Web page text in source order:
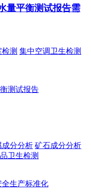
量平衡测试报告需
测 集中空调卫生检测
测试报告
成分分析 矿石成分分析
卫生检测
全生产标准化